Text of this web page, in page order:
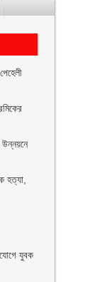
উন্নয়নে
হত্যা,
যুবক